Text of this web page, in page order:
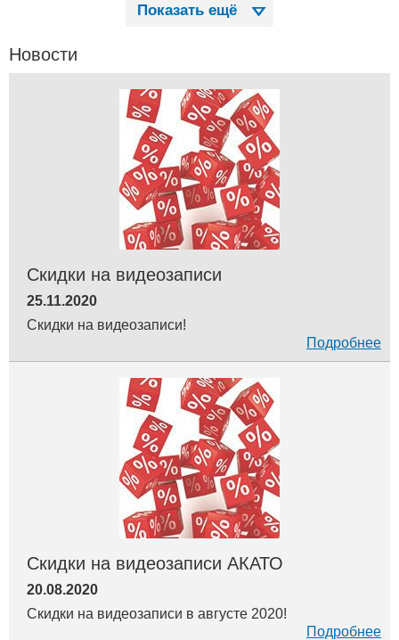
Показать ещё
Новости
Скидки на видеозаписи
25.11.2020
Скидки на видеозаписи!
Подробнее
Скидки на видеозаписи АКАТО
20.08.2020
Скидки на видеозаписи в августе 2020!
Подробнее